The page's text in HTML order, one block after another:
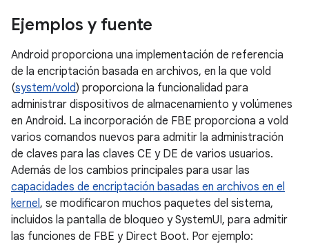
Ejemplos y fuente
Android proporciona una implementación de referencia
de la encriptación basada en archivos, en la que vold
(system/vold) proporciona la funcionalidad para
administrar dispositivos de almacenamiento y volúmenes
en Android. La incorporación de FBE proporciona a vold
varios comandos nuevos para admitir la administración
de claves para las claves CE y DE de varios usuarios.
Además de los cambios principales para usar las
capacidades de encriptación basadas en archivos en el
kernel, se modificaron muchos paquetes del sistema,
incluidos la pantalla de bloqueo y SystemUI, para admitir
las funciones de FBE y Direct Boot. Por ejemplo: